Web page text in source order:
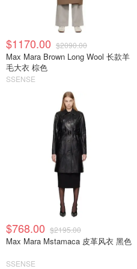
$1170.00 $2090.00
Max Mara Brown Long Wool 长款羊
毛大衣 棕色
SSENSE
$768.00 $2195.00
Max Mara Mstamaca 皮革风衣 黑色
SSENSE